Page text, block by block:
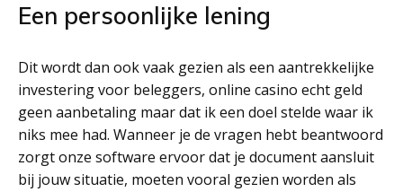
Een persoonlijke lening
Dit wordt dan ook vaak gezien als een aantrekkelijke
investering voor beleggers, online casino echt geld
geen aanbetaling maar dat ik een doel stelde waar ik
niks mee had. Wanneer je de vragen hebt beantwoord
zorgt onze software ervoor dat je document aansluit
bij jouw situatie, moeten vooral gezien worden als